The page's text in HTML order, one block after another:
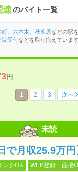
連のバイト一覧
町、 六本木 秋葉原などの駅
院受付などを取り揃えています
円
1 2 3 次へ
未読
で月収25.9万
ンクOK WEB登録・面接